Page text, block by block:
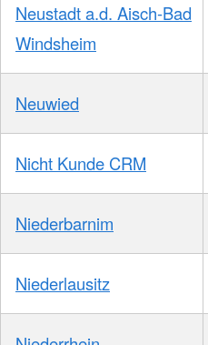
Neustadt a.d. Aisch-Bad
Windsheim
Neuwied
Nicht Kunde CRM
Niederbarnim
Niederlausitz